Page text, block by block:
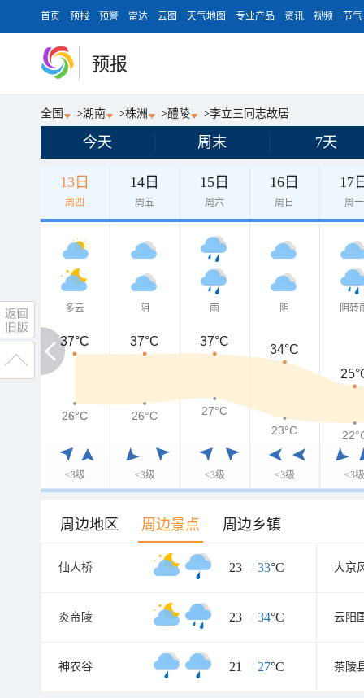
首页 预报 预警 雷达 云图 天气地图 专业产品 资讯 视频 节气
预报
全国 >湖南 >株洲 >醴陵 >李立三同志故居
今天 周末 7天
13日
周四
14日
周五
15日
周六
16日
周日
17
周一
多云
<3级
阴
<3级
雨
<3级
阴
<3级
阴转
<3级
37°C
37°C 37°C 37°C
34°C
26°C
26°C 26°C
27°C
23°C
周边地区 周边景点 周边乡镇
仙人桥 23 / 33°C 大京
炎帝陵 23 / 34°C 云阳
神农谷 21 / 27°C 茶陵